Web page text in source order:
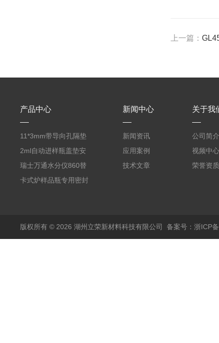
上一篇：GL45
产品中心
11*3mm带导向孔隔垫
气相色谱仪用红色耐
380℃高温 替代5193-
4757 瓶装一瓶50个
2ml自动进样瓶盖垫安
捷伦款气相螺纹顶空瓶
液相切口9*1mm聚四氟
瑞士万通水分仪860替
代原装产品 6.1448.057
卡式炉样品瓶专用密封
新闻中心
新闻资讯
应用案例
技术文章
关于我
公司简介
视频中心
荣誉资质
版权所有 © 2026 湖州立荣新材料科技有限公司 备案号：浙ICP